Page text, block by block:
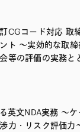
CGコード対応 取
ト 〜実効的な取
等の評価の実務と
英文NDA実務 〜
力・リスク評価力